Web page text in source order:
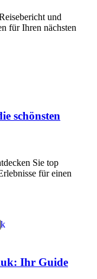
und
für Ihren nächsten
schönsten
Sie top
für einen
Ihr Guide